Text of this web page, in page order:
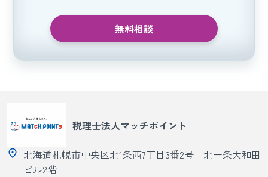
無料相談
税理士法人マッチポイント
北海道札幌市中央区北1条西7丁目3番2号 北一条大和田
ビル2階